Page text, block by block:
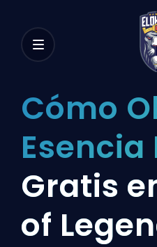
Cómo
Gratis
of